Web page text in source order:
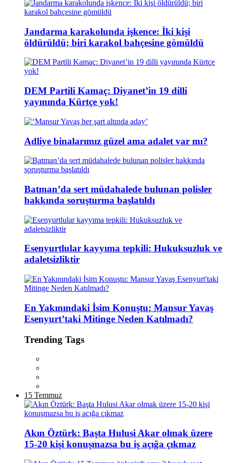
Jandarma karakolunda işkence: İki kişi
öldürüldü; biri karakol bahçesine gömüldü
DEM Partili Kamaç: Diyanet’in 19 dilli
yayınında Kürtçe yok!
Adliye binalarımız güzel ama adalet var mı?
Batman’da sert müdahalede bulunan polisler
hakkında soruşturma başlatıldı
Esenyurtlular kayyıma tepkili: Hukuksuzluk ve
adaletsizliktir
En Yakınındaki İsim Konuştu: Mansur Yavaş
Esenyurt’taki Mitinge Neden Katılmadı?
Trending Tags
15 Temmuz
Akın Öztürk: Başta Hulusi Akar olmak üzere
15-20 kişi konuşmazsa bu iş açığa çıkmaz